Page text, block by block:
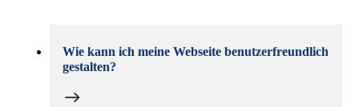
Wie kann ich meine Webseite benutzerfreundlich
gestalten?